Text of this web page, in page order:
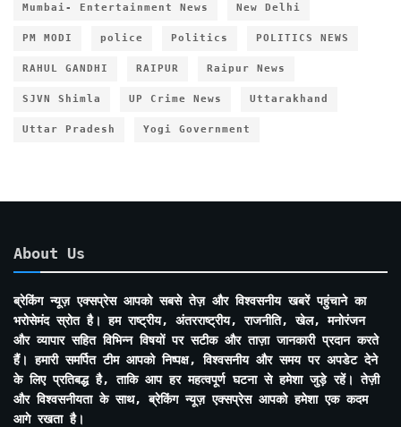
Mumbai- Entertainment News New Delhi
PM MODI police Politics POLITICS NEWS
RAHUL GANDHI RAIPUR Raipur News
SJVN Shimla UP Crime News Uttarakhand
Uttar Pradesh Yogi Government
About Us
ब्रेकिंग न्यूज़ एक्सप्रेस आपको सबसे तेज़ और विश्वसनीय खबरें पहुंचाने का
भरोसेमंद स्रोत है। हम राष्ट्रीय, अंतरराष्ट्रीय, राजनीति, खेल, मनोरंजन
और व्यापार सहित विभिन्न विषयों पर सटीक और ताज़ा जानकारी प्रदान करते
हैं। हमारी समर्पित टीम आपको निष्पक्ष, विश्वसनीय और समय पर अपडेट देने
के लिए प्रतिबद्ध है, ताकि आप हर महत्वपूर्ण घटना से हमेशा जुड़े रहें। तेज़ी
और विश्वसनीयता के साथ, ब्रेकिंग न्यूज़ एक्सप्रेस आपको हमेशा एक कदम
आगे रखता है।